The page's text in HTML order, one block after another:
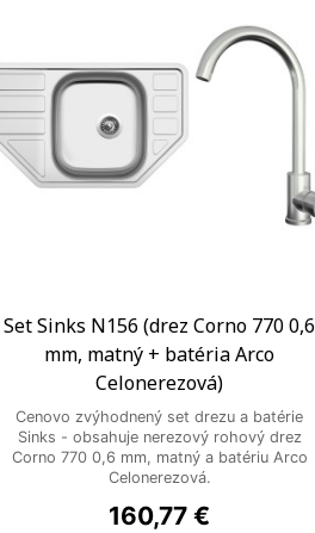
Set Sinks N156 (drez Corno 770 0,6
mm, matný + batéria Arco
Celonerezová)
Cenovo zvýhodnený set drezu a batérie
Sinks - obsahuje nerezový rohový drez
Corno 770 0,6 mm, matný a batériu Arco
Celonerezová.
Cena
160,77 €